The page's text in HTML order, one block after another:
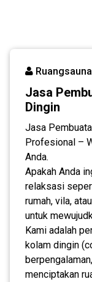
Jasa
Dingin
Jasa
Profesional –
Anda.
Apakah Anda
relaksasi
rumah, vila,
untuk
Kami adalah
kolam dingin
menciptakan